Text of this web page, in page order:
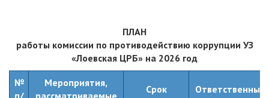
ПЛАН
работы комиссии по противодействию коррупции УЗ
«Лоевская ЦРБ» на 2026 год
№
п/
Мероприятия,
рассматриваемые
Срок
Ответственные